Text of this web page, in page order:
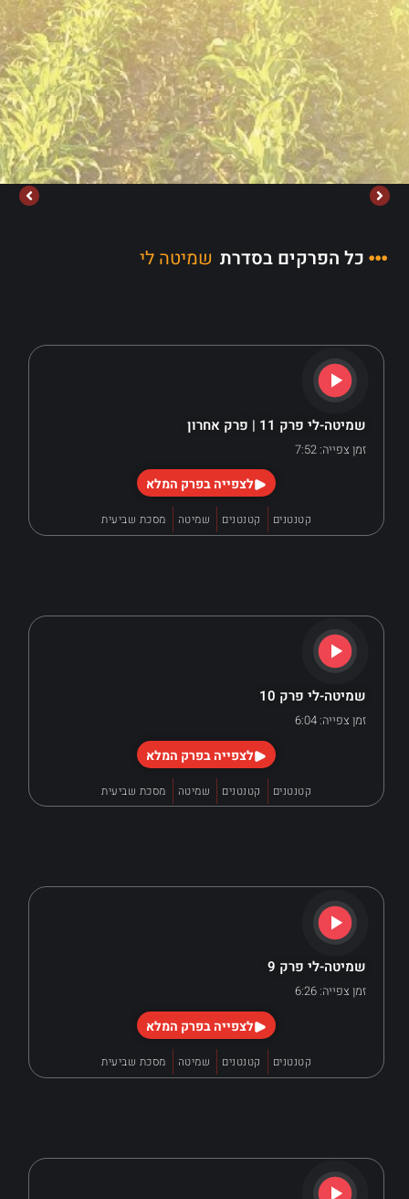
כל הפרקים בסדרת שמיטה לי
שמיטה-לי פרק 11 | פרק אחרון
זמן צפייה: 7:52
לצפייה בפרק המלא
קטנטנים קטנטנים שמיטה מסכת שביעית
שמיטה-לי פרק 10
זמן צפייה: 6:04
לצפייה בפרק המלא
קטנטנים קטנטנים שמיטה מסכת שביעית
שמיטה-לי פרק 9
זמן צפייה: 6:26
לצפייה בפרק המלא
קטנטנים קטנטנים שמיטה מסכת שביעית